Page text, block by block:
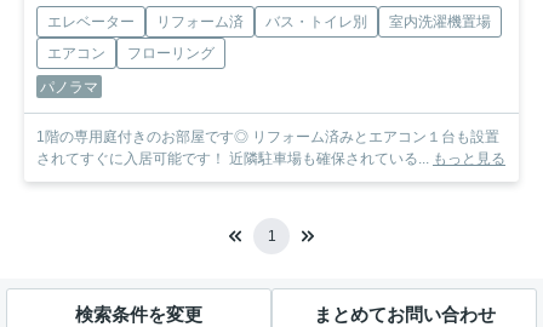
エレベーター リフォーム済 バス・トイレ別
室内洗濯機置場
エアコン
フローリング
パノラマ
1階の専用庭付きのお部屋です◎ リフォーム済みとエアコン１台も設置
されてすぐに入居可能です！ 近隣駐車場も確保されている... もっと見る
1
検索条件を変更 まとめてお問い合わせ